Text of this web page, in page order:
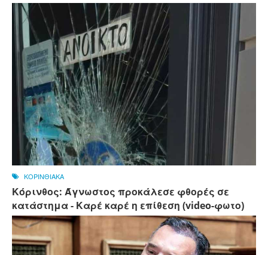
ΚΟΡΙΝΘΙΑΚΑ
Κόρινθος: Άγνωστος προκάλεσε φθορές σε
κατάστημα - Καρέ καρέ η επίθεση (video-φωτο)